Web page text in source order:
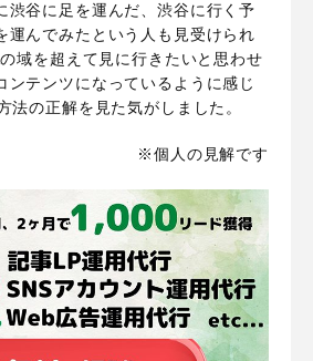
渋谷に足を運んだ、渋谷に行く予
運んでみたという人も見受けられ
域を超えて見に行きたいと思わせ
ンテンツになっているように感じ
法の正解を見た気がしました。
※個人の見解です